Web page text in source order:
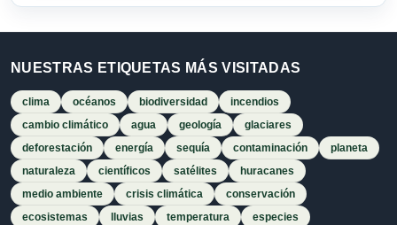
NUESTRAS ETIQUETAS MÁS VISITADAS
clima océanos biodiversidad
incendios
cambio climático
agua geología
glaciares
deforestación
energía sequía contaminación
planeta
naturaleza
científicos satélites
huracanes
medio ambiente
crisis climática
conservación
ecosistemas
lluvias temperatura especies